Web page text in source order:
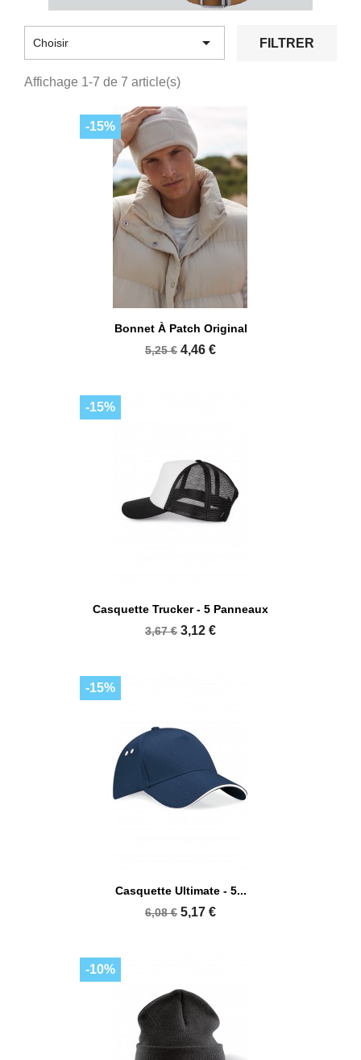
Choisir  FILTRER
Affichage 1-7 de 7 article(s)
Bonnet À Patch Original
5,25 € 4,46 €
-15%
Casquette Trucker - 5 Panneaux
3,67 € 3,12 €
-15%
Casquette Ultimate - 5...
6,08 € 5,17 €
-15%
-10%